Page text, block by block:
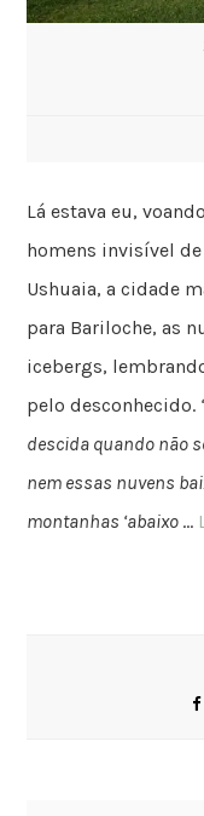
Lá estava eu,
homens invisível
Ushuaia, a cidade
para Bariloche, as
icebergs,
pelo desconhecido.
descida quando não
nem essas nuvens
montanhas ‘abaixo …